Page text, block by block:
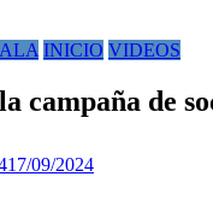
INICIO VIDEOS
la campaña de
17/09/2024